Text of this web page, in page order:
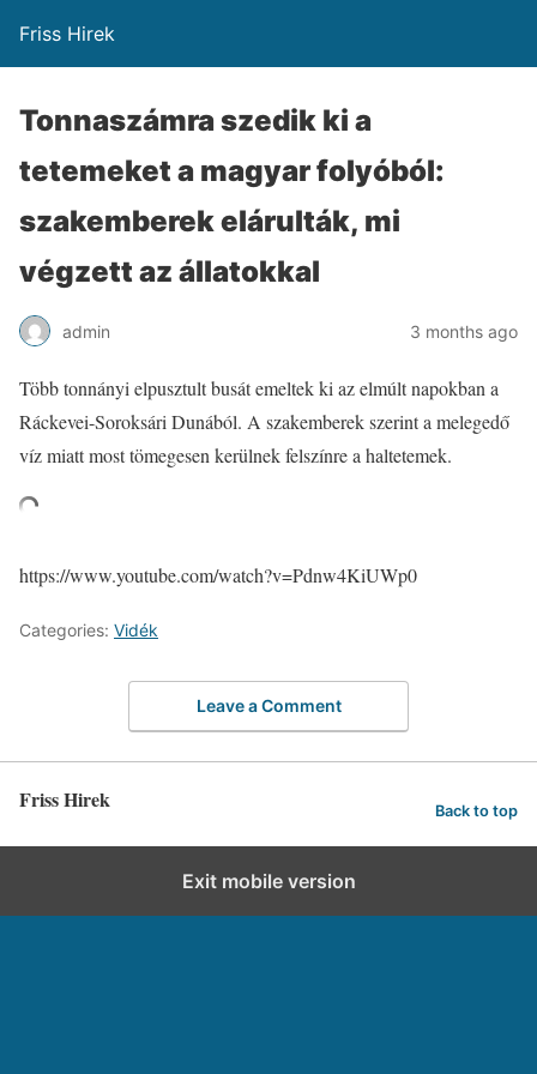
Friss Hirek
Tonnaszámra szedik ki a
tetemeket a magyar folyóból:
szakemberek elárulták, mi
végzett az állatokkal
admin 3 months ago
Több tonnányi elpusztult busát emeltek ki az elmúlt napokban a
Ráckevei-Soroksári Dunából. A szakemberek szerint a melegedő
víz miatt most tömegesen kerülnek felszínre a haltetemek.
https://www.youtube.com/watch?v=Pdnw4KiUWp0
Categories: Vidék
Leave a Comment
Friss Hirek Back to top
Exit mobile version